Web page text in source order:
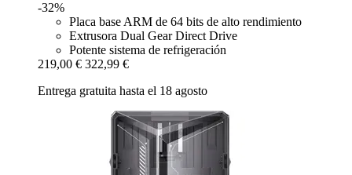
-32%
Placa base ARM de 64 bits de alto rendimiento
Extrusora Dual Gear Direct Drive
Potente sistema de refrigeración
219,00 € 322,99 €
Entrega gratuita hasta el 18 agosto